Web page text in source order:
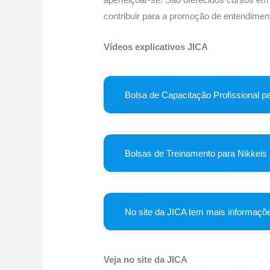
e
o
k
e
n
s
p
gr
m
e
contribuir para a promoção de
Vídeos explicativos JICA
Bolsa de Capacitação Profissional
Bolsas de Treinamento para Nikkeis
No site da JICA tem mais
Veja no site da JICA